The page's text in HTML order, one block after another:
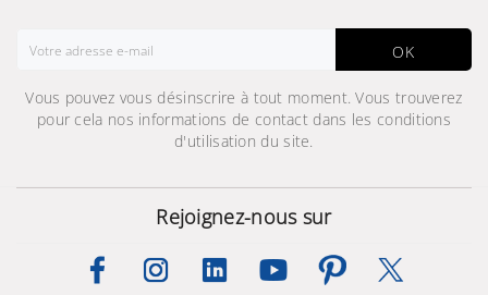
OK
Vous pouvez vous désinscrire à tout moment. Vous trouverez
pour cela nos informations de contact dans les conditions
d'utilisation du site.
Rejoignez-nous sur